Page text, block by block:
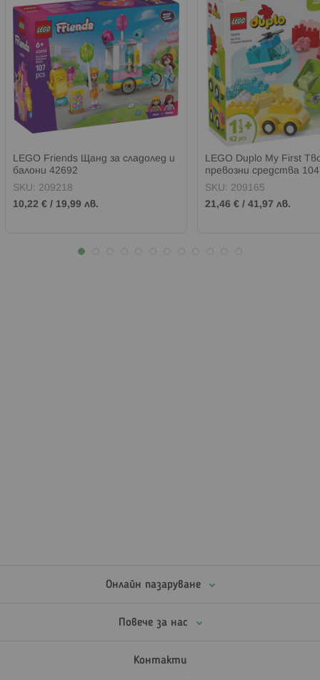
LEGO Friends Щанд за сладолед и
балони 42692
SKU: 209218
10,22 € / 19,99 лв.
LEGO Duplo My First
превозни средства
SKU: 209165
21,46 € / 41,97 лв.
Онлайн пазаруване
Повече за нас
Контакти